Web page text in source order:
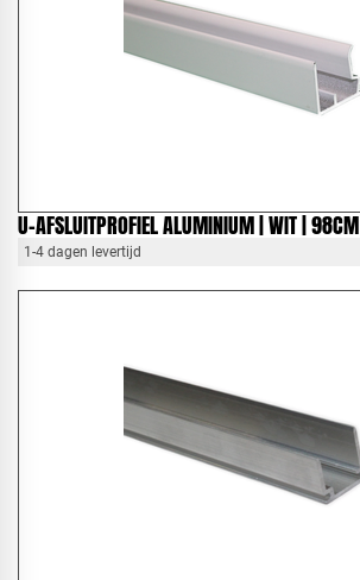
U-AFSLUITPROFIEL ALUMINIUM | WIT | 98CM
1-4 dagen levertijd